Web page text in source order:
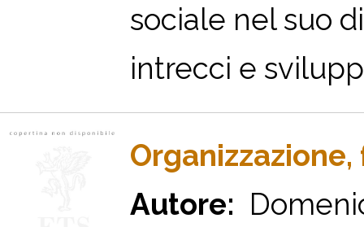
sociale nel suo
intrecci e
Autore: